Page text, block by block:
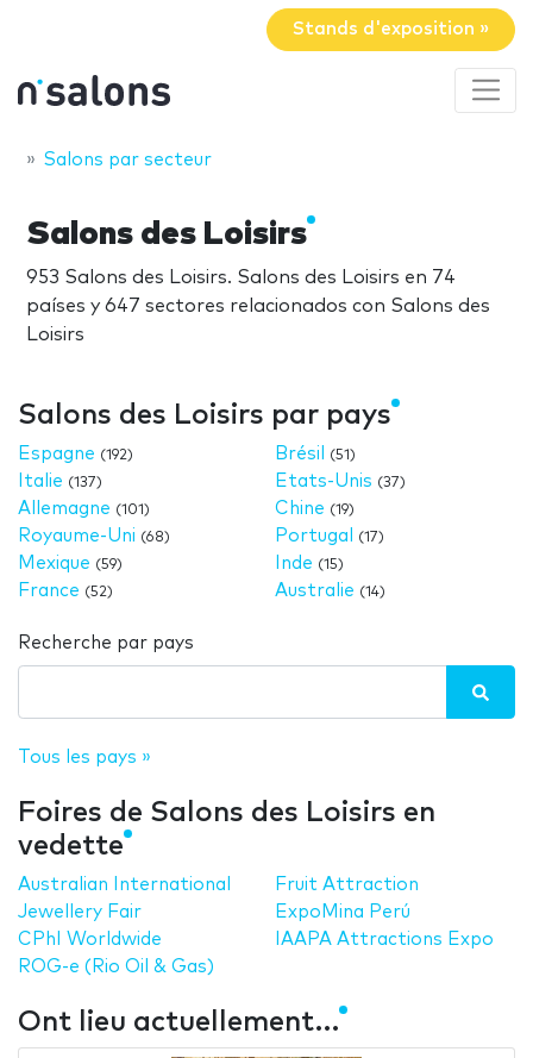
Stands d'exposition »
Salons par secteur
Salons des Loisirs
953 Salons des Loisirs. Salons des Loisirs en 74
países y 647 sectores relacionados con Salons des
Loisirs
Salons des Loisirs par pays
Espagne (192)
Italie (137)
Allemagne (101)
Royaume-Uni (68)
Mexique (59)
France (52)
Brésil (51)
Etats-Unis (37)
Chine (19)
Portugal (17)
Inde (15)
Australie (14)
Recherche par pays
Tous les pays »
Foires de Salons des Loisirs en
vedette
Australian International
Jewellery Fair
CPhI Worldwide
ROG-e (Rio Oil & Gas)
Fruit Attraction
ExpoMina Perú
IAAPA Attractions Expo
Ont lieu actuellement…